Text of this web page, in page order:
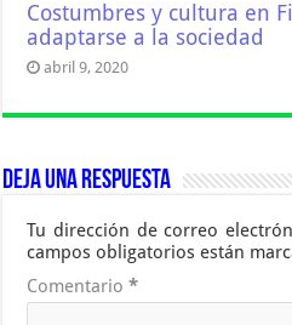
Costumbres y cultura en
adaptarse a la sociedad
abril 9, 2020
Deja una respuesta
Tu dirección de correo
campos obligatorios están
Comentario*